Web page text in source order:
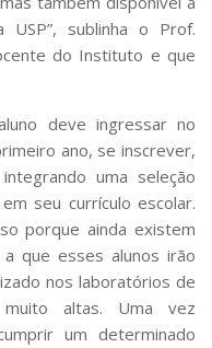
sublinha o Prof.
do Instituto e que
deve ingressar no
ano, se inscrever,
uma seleção
seu currículo escolar.
porque ainda existem
que esses alunos irão
nos laboratórios de
altas. Uma vez
um determinado